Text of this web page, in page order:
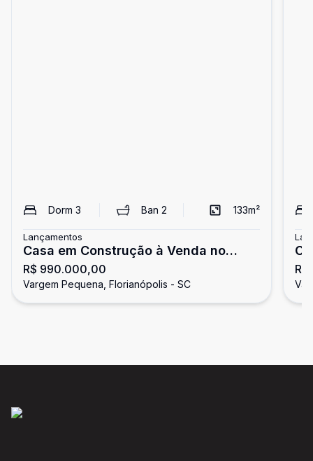
Dorm 3 Ban2 133m²
Lançamentos
Casa em Construção à Venda no
Alameda Cezzane
R$ 990.000,00
Vargem Pequena, Florianópolis - SC